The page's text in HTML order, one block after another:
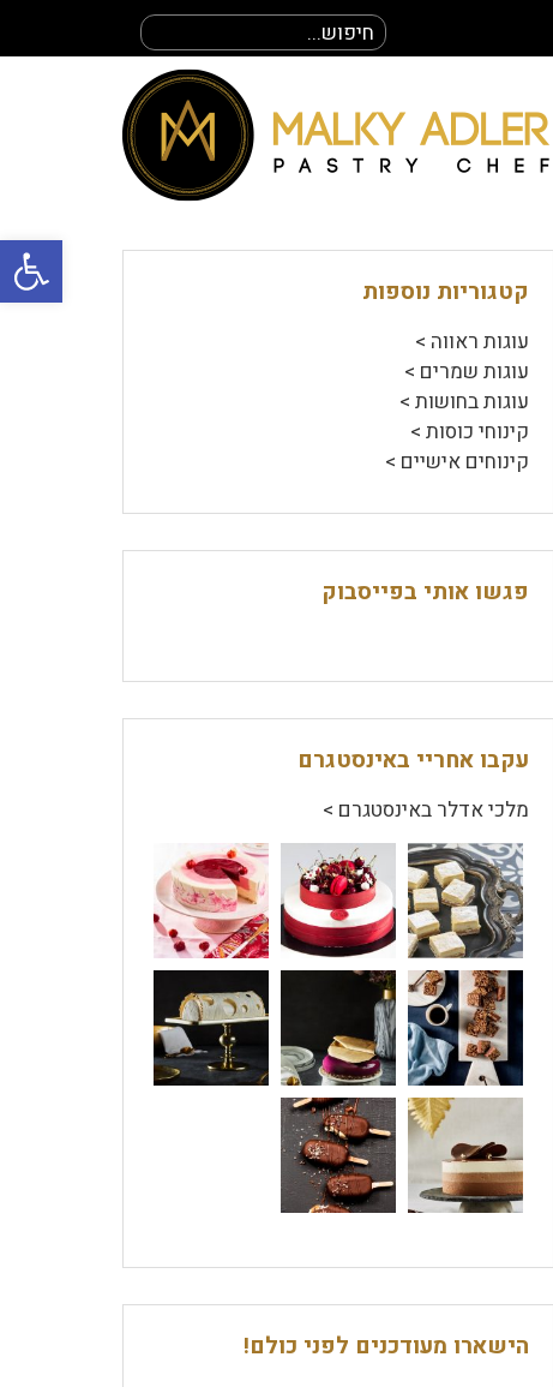
פתח
חיפוש
עבור:
קטגוריות נוספות
עוגות ראווה >
עוגות שמרים >
עוגות בחושות >
קינוחי כוסות >
קינוחים אישיים >
פגשו אותי בפייסבוק
עקבו אחריי באינסטגרם
מלכי אדלר באינסטגרם >
הישארו מעודכנים לפני כולם!